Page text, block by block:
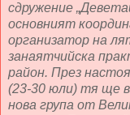
сдружение
основният
организатор на
занаятчийска
район. През
(23-30 юли) тя ще
нова група от